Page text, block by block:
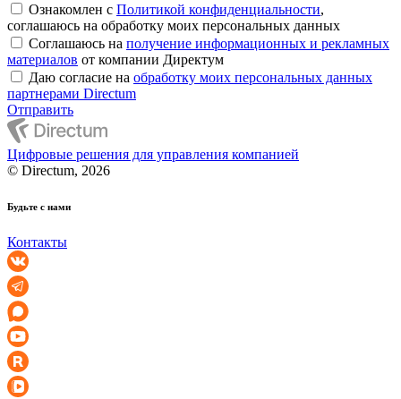
Ознакомлен с Политикой конфиденциальности,
соглашаюсь на обработку моих персональных данных
Соглашаюсь на получение информационных и рекламных
материалов от компании Директум
Даю согласие на обработку моих персональных данных
партнерами Directum
Отправить
Цифровые решения для управления компанией
© Directum, 2026
Будьте с нами
Контакты